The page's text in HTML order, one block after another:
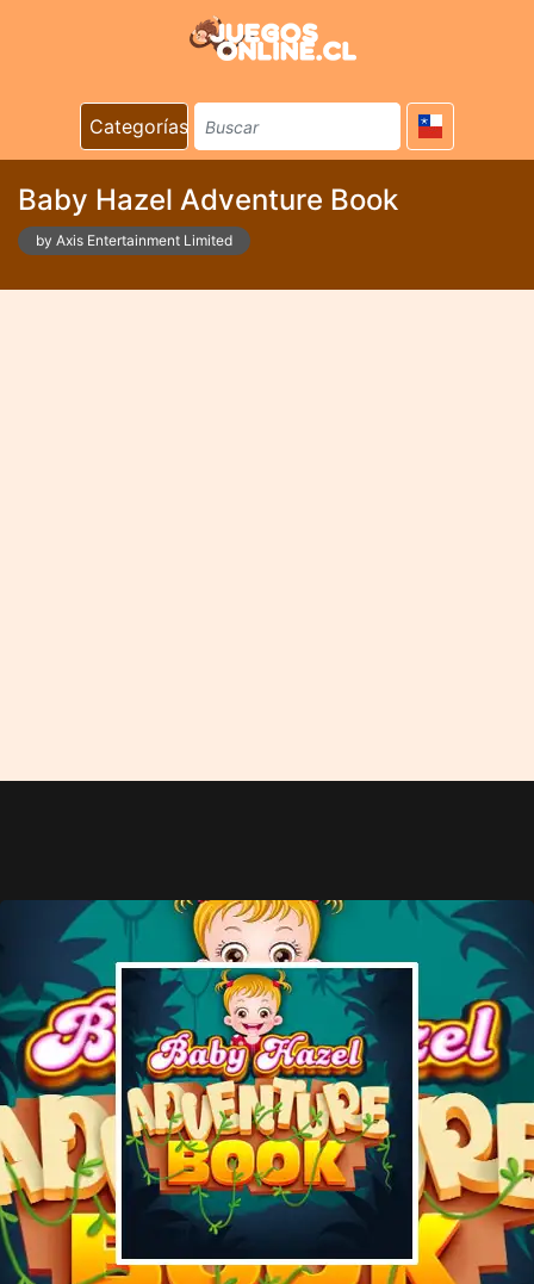
Categorías
Baby Hazel Adventure Book
by Axis Entertainment Limited